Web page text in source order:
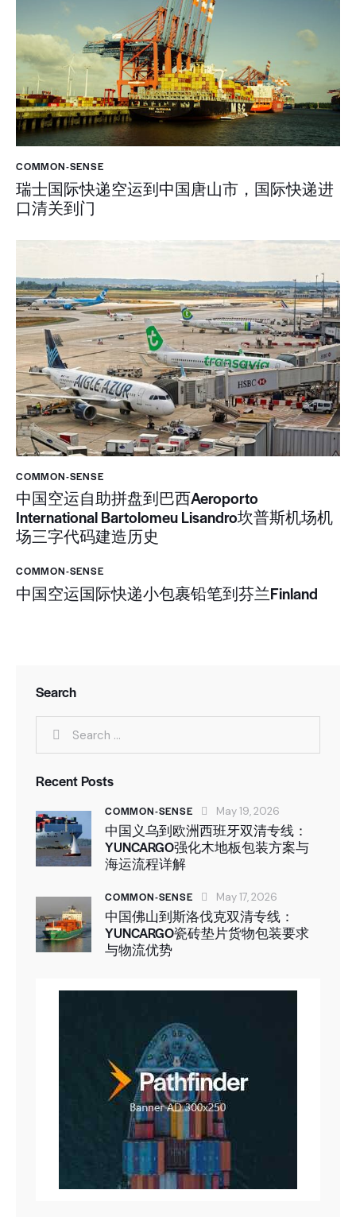
COMMON-SENSE
瑞士国际快递空运到中国唐山市，国际快递进
口清关到门
COMMON-SENSE
中国空运自助拼盘到巴西Aeroporto
International Bartolomeu Lisandro坎普斯机场机
场三字代码建造历史
COMMON-SENSE
中国空运国际快递小包裹铅笔到芬兰Finland
Search
Recent Posts
COMMON-SENSE May 19, 2026
中国义乌到欧洲西班牙双清专线：
YUNCARGO强化木地板包装方案与
海运流程详解
COMMON-SENSE May 17, 2026
中国佛山到斯洛伐克双清专线：
YUNCARGO瓷砖垫片货物包装要求
与物流优势